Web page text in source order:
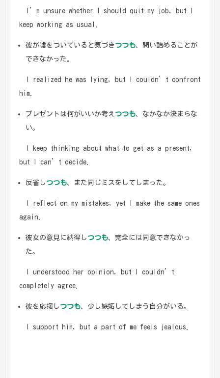
I’m unsure whether I should quit my job, but I
keep working as usual.
彼が嘘をついていると気づきつつも、問い詰めることが
できなかった。
I realized he was lying, but I couldn’t confront
him.
プレゼントは何がいいか考え つつも、なかなか決まらな
い。
I keep thinking about what to get as a present,
but I can’t decide.
反省し つつも、また同じミスをしてしまった。
I reflect on my mistakes, yet I make the same ones
again.
彼女の意見に納得し つつも、完全には同意できなかっ
た。
I understood her opinion, but I couldn’t
completely agree.
彼を応援し つつも、少し嫉妬してしまう自分がいる。
I support him, but a part of me feels jealous.